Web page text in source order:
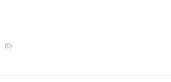
(0)